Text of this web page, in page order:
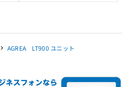
AGREA LT900 ユニット